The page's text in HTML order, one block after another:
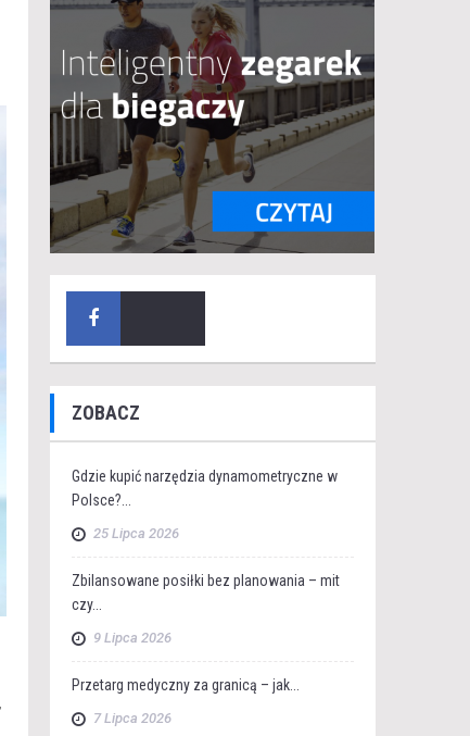
ZOBACZ
Gdzie kupić narzędzia dynamometryczne w
Polsce?...
25 Lipca 2026
Zbilansowane posiłki bez planowania – mit
czy...
9 Lipca 2026
Przetarg medyczny za granicą – jak...
7 Lipca 2026